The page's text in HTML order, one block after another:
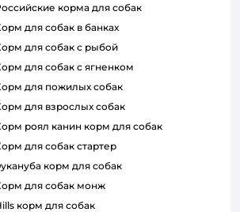
российские корма для собак
корм для собак в банках
корм для собак с рыбой
корм для собак с ягненком
корм для пожилых собак
корм для взрослых собак
корм роял канин корм для собак
корм для собак стартер
эукануба корм для собак
корм для собак монж
hills корм для собак